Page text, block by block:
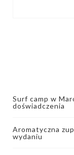
Surf camp w
doświadczenia
Aromatyczna
wydaniu